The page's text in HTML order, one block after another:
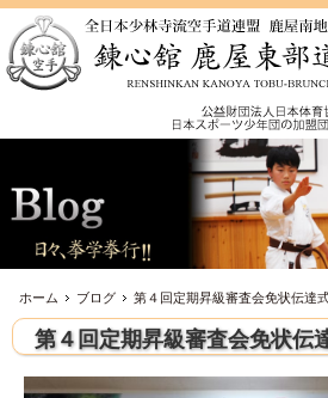
ホーム ブログ 第４回定期昇級審査会免状伝達
第４回定期昇級審査会免状伝